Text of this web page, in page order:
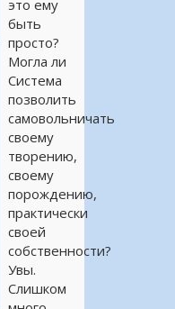
это ему
быть
просто?
Могла ли
Система
позволить
самовольничать
своему
творению,
своему
порождению,
практически
своей
собственности?
Увы.
Слишком